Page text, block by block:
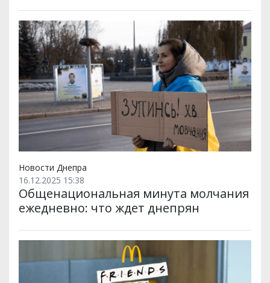
Новости Днепра
16.12.2025 15:38
Общенациональная минута молчания
ежедневно: что ждет днепрян